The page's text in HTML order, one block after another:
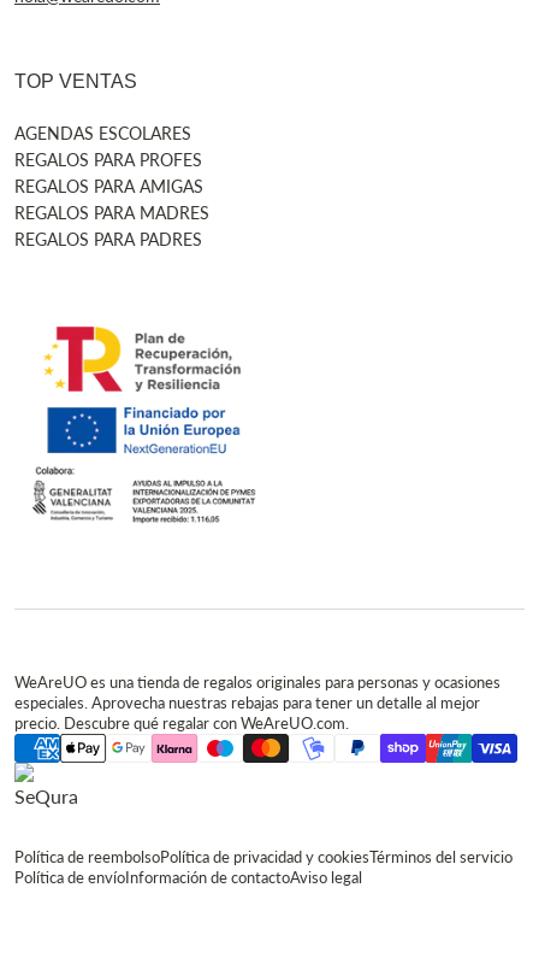
TOP VENTAS
AGENDAS ESCOLARES
REGALOS PARA PROFES
REGALOS PARA AMIGAS
REGALOS PARA MADRES
REGALOS PARA PADRES
WeAreUO es una tienda de regalos originales para personas y ocasiones
especiales. Aprovecha nuestras rebajas para tener un detalle al mejor
precio. Descubre qué regalar con WeAreUO.com.
Política de reembolsoPolítica de privacidad y cookiesTérminos del servicio
Política de envíoInformación de contactoAviso legal